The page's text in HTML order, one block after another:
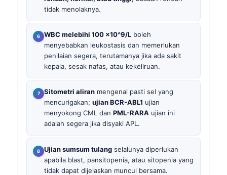
tidak menolaknya.
WBC melebihi 100 x10^9/L boleh
menyebabkan leukostasis dan memerlukan
penilaian segera, terutamanya jika ada sakit
kepala, sesak nafas, atau kekeliruan.
Sitometri aliran mengenal pasti sel yang
mencurigakan; ujian BCR-ABL1 ujian
menyokong CML dan PML-RARA ujian ini
adalah segera jika disyaki APL.
Ujian sumsum tulang selalunya diperlukan
apabila blast, pansitopenia, atau sitopenia yang
tidak dapat dijelaskan muncul bersama.